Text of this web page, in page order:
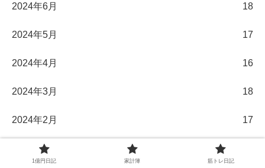
2024年6月 18
2024年5月 17
2024年4月 16
2024年3月 18
2024年2月 17
2024年1月
1億円日記 家計簿 筋トレ日記